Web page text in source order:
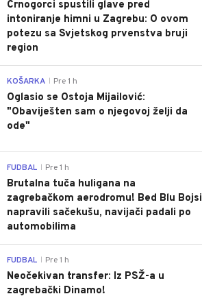
Crnogorci spustili glave pred
intoniranje himni u Zagrebu: O ovom
potezu sa Svjetskog prvenstva bruji
region
KOŠARKA Pre 1 h
Oglasio se Ostoja Mijailović:
"Obaviješten sam o njegovoj želji da
ode"
FUDBAL Pre 1 h
Brutalna tuča huligana na
zagrebačkom aerodromu! Bed Blu Bojsi
napravili sačekušu, navijači padali po
automobilima
FUDBAL Pre 1 h
Neočekivan transfer: Iz PSŽ-a u
zagrebački Dinamo!